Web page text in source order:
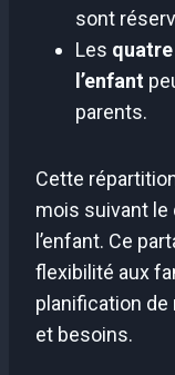
sont
Les
l’enfant
parents.
Cette
mois suivant le
l’enfant. Ce
flexibilité aux
planification
et besoins.